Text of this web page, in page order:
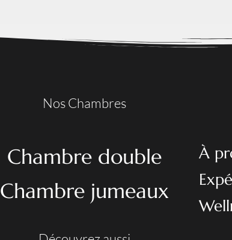
Nos Chambres
Chambre double
Chambre jumeaux
À